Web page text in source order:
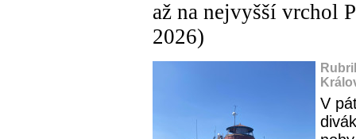
až na nejvyšší vrchol
2026)
V